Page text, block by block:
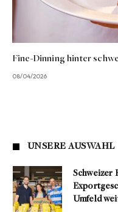
Fine-Dinning hinter
08/04/2026
UNSERE AUSWAHL
Schweizer
Umfeld